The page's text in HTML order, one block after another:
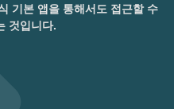
기본 앱을 통해서도 접근할 수
것입니다.